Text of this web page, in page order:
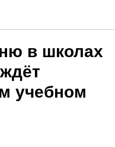
в школах
учебном